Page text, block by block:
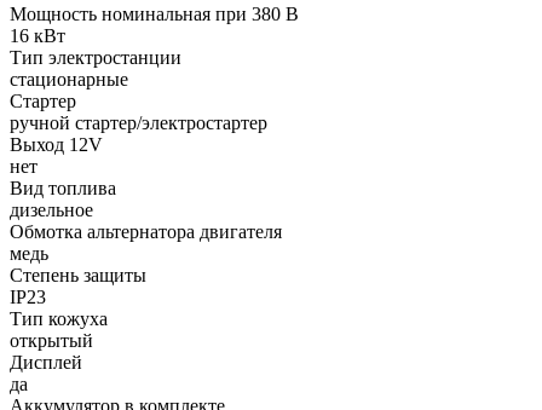
Мощность номинальная при 380 В
16 кВт
Тип электростанции
стационарные
Стартер
ручной стартер/электростартер
Выход 12V
нет
Вид топлива
дизельное
Обмотка альтернатора двигателя
медь
Степень защиты
IP23
Тип кожуха
открытый
Дисплей
да
Аккумулятор в комплекте